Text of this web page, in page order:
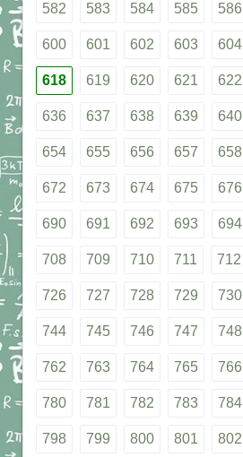
582 583 584 585 586
600 601 602 603 604
618 619 620 621 622
636 637 638 639 640
654 655 656 657 658
672 673 674 675 676
690 691 692 693 694
708 709 710 711 712
726 727 728 729 730
744 745 746 747 748
762 763 764 765 766
780 781 782 783 784
798 799 800 801 802